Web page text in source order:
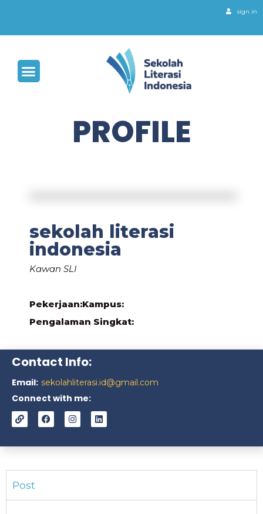
sign in
PROFILE
sekolah literasi
indonesia
Kawan SLI
Pekerjaan:Kampus:
Pengalaman Singkat:
Contact Info:
Email: sekolahliterasi.id@gmail.com
Connect with me:
Post